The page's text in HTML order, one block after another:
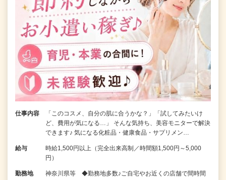
仕事内容
「このコスメ、自分の肌に合うかな？」「試してみたいけ
ど、費用が気になる…」 そんな気持ち、美容モニターで解決
できます♪ 気になる化粧品・健康食品・サプリメン…
給与
時給1,500円以上（完全出来高制／時間額1,500円～5,000
円）
勤務地
神奈川県等 ◆勤務地多数♪ご自宅やお近くの店舗で間時間